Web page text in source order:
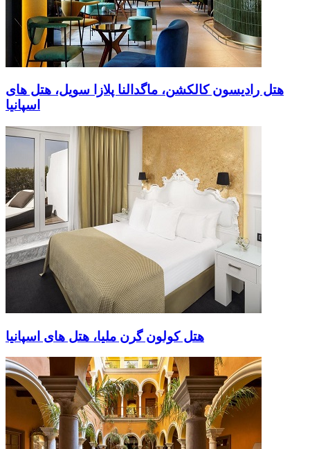
هتل رادیسون کالکشن، ماگدالنا پلازا سویل، هتل های
اسپانیا
هتل کولون گرن ملیا، هتل های اسپانیا